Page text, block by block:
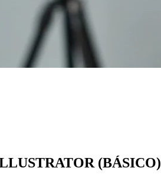
(BÁSICO)